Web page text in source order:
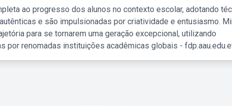
ao progresso dos alunos no contexto escolar, adotando
e são impulsionadas por criatividade e entusiasmo.
para se tornarem uma geração excepcional, utilizando
por renomadas instituições acadêmicas globais -